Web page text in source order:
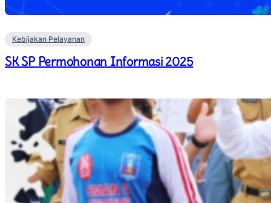
Kebijakan Pelayanan
SK SP Permohonan Informasi 2025